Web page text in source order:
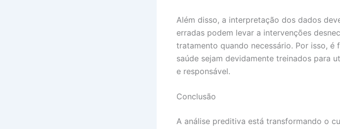
Além disso, a interpretação dos dados
erradas podem levar a intervenções
tratamento quando necessário. Por isso,
saúde sejam devidamente treinados para
e responsável.
Conclusão
A análise preditiva está transformando o